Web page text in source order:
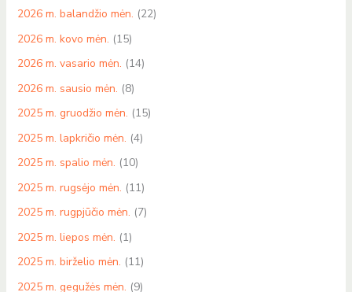
2026 m. balandžio mėn. (22)
2026 m. kovo mėn. (15)
2026 m. vasario mėn. (14)
2026 m. sausio mėn. (8)
2025 m. gruodžio mėn. (15)
2025 m. lapkričio mėn. (4)
2025 m. spalio mėn. (10)
2025 m. rugsėjo mėn. (11)
2025 m. rugpjūčio mėn. (7)
2025 m. liepos mėn. (1)
2025 m. birželio mėn. (11)
2025 m. gegužės mėn. (9)